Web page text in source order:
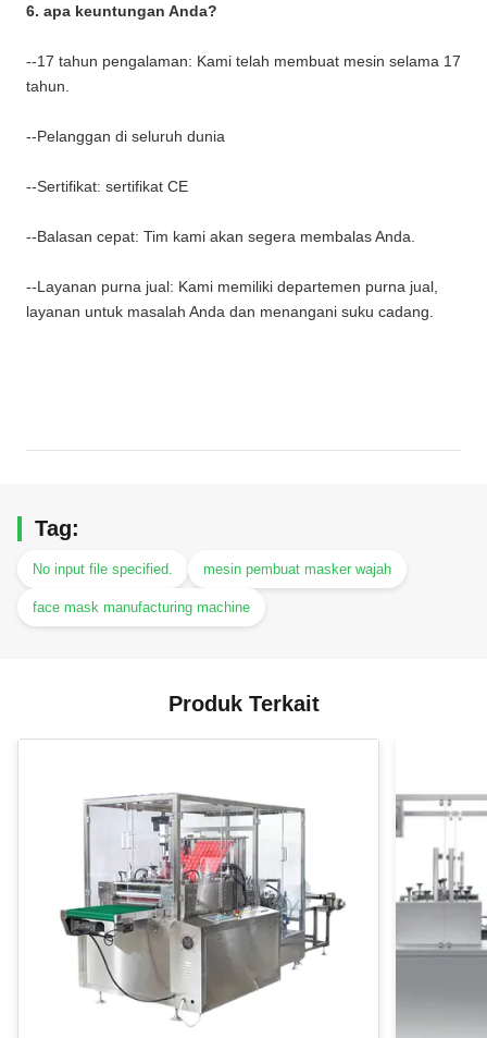
6. apa keuntungan Anda?
--17 tahun pengalaman: Kami telah membuat mesin selama 17
tahun.
--Pelanggan di seluruh dunia
--Sertifikat: sertifikat CE
--Balasan cepat: Tim kami akan segera membalas Anda.
--Layanan purna jual: Kami memiliki departemen purna jual,
layanan untuk masalah Anda dan menangani suku cadang.
Tag:
No input file specified. mesin pembuat masker wajah
face mask manufacturing machine
Produk Terkait